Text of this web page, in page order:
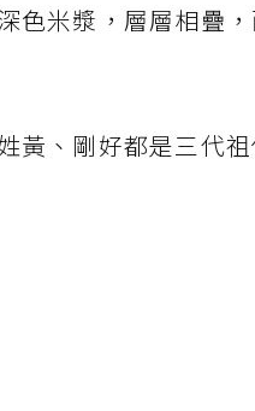
色米漿，層層相疊
黃、剛好都是三代